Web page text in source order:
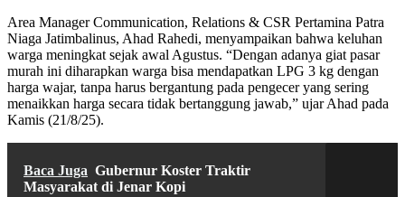
Area Manager Communication, Relations & CSR Pertamina Patra
Niaga Jatimbalinus, Ahad Rahedi, menyampaikan bahwa keluhan
warga meningkat sejak awal Agustus. “Dengan adanya giat pasar
murah ini diharapkan warga bisa mendapatkan LPG 3 kg dengan
harga wajar, tanpa harus bergantung pada pengecer yang sering
menaikkan harga secara tidak bertanggung jawab,” ujar Ahad pada
Kamis (21/8/25).
Baca Juga Gubernur Koster Traktir
Masyarakat di Jenar Kopi